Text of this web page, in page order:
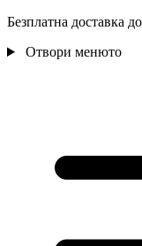
Безплатна доставка
Отвори менюто